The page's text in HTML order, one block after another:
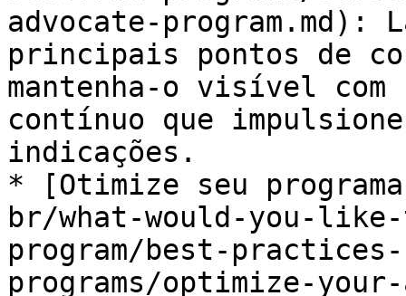
advocate-program.md):
principais pontos de
mantenha-o visível
contínuo que
indicações.
* [Otimize seu
br/what-would-you-
program/best-
programs/optimize-